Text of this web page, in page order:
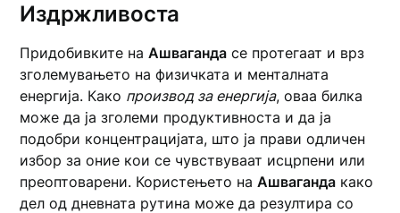
Издржливоста
Придобивките наАшваганда се протегаат и врз
зголемувањето на физичката и менталната
енергија. Како производ за енергија, оваа билка
може да ја зголеми продуктивноста и да ја
подобри концентрацијата, што ја прави одличен
избор за оние кои се чувствуваат исцрпени или
преоптоварени. Користењето наАшваганда како
дел од дневната рутина може да резултира со